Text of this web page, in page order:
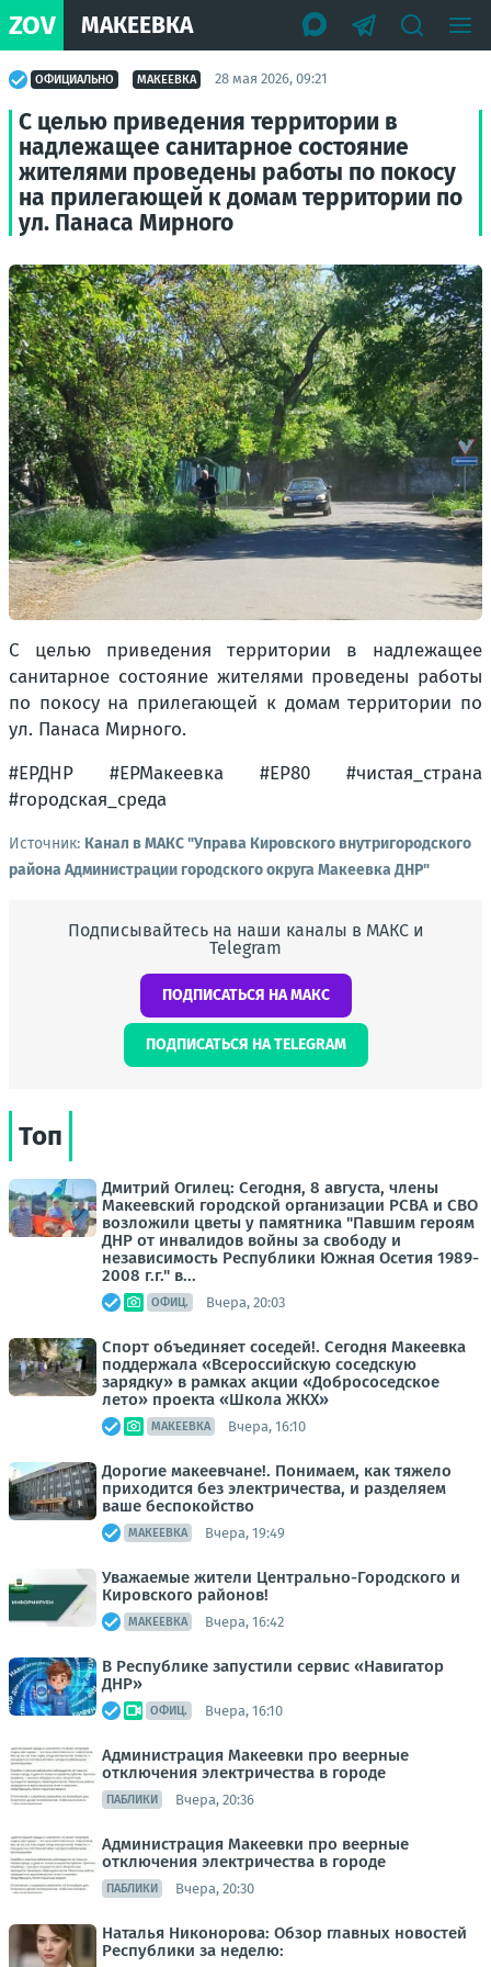
ZOV МАКЕЕВКА
ОФИЦИАЛЬНО МАКЕЕВКА 28 мая 2026, 09:21
С целью приведения территории в
надлежащее санитарное состояние
жителями проведены работы по покосу
на прилегающей к домам территории по
ул. Панаса Мирного
С целью приведения территории в надлежащее
санитарное состояние жителями проведены работы
по покосу на прилегающей к домам территории по
ул. Панаса Мирного.
#ЕРДНР #ЕРМакеевка #ЕР80 #чистая_страна
#городская_среда
Источник: Канал в МАКС "Управа Кировского внутригородского
района Администрации городского округа Макеевка ДНР"
Подписывайтесь на наши каналы в МАКС и
Telegram
ПОДПИСАТЬСЯ НА МАКС
ПОДПИСАТЬСЯ НА TELEGRAM
Топ
Дмитрий Огилец: Сегодня, 8 августа, члены
Макеевский городской организации РСВА и СВО
возложили цветы у памятника "Павшим героям
ДНР от инвалидов войны за свободу и
независимость Республики Южная Осетия 1989-
2008 г.г." в...
ОФИЦ. Вчера, 20:03
Спорт объединяет соседей!. Сегодня Макеевка
поддержала «Всероссийскую соседскую
зарядку» в рамках акции «Добрососедское
лето» проекта «Школа ЖКХ»
МАКЕЕВКА Вчера, 16:10
Дорогие макеевчане!. Понимаем, как тяжело
приходится без электричества, и разделяем
ваше беспокойство
МАКЕЕВКА Вчера, 19:49
Уважаемые жители Центрально-Городского и
Кировского районов!
МАКЕЕВКА Вчера, 16:42
В Республике запустили сервис «Навигатор
ДНР»
ОФИЦ. Вчера, 16:10
Администрация Макеевки про веерные
отключения электричества в городе
ПАБЛИКИ Вчера, 20:36
Администрация Макеевки про веерные
отключения электричества в городе
ПАБЛИКИ Вчера, 20:30
Наталья Никонорова: Обзор главных новостей
Республики за неделю: